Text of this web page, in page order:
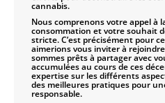
cannabis.
Nous comprenons votre appel à
consommation et votre souhait
stricte. C’est précisément pour
aimerions vous inviter à
sommes prêts à partager avec
accumulées au cours de ces
expertise sur les différents
des meilleures pratiques pour
responsable.